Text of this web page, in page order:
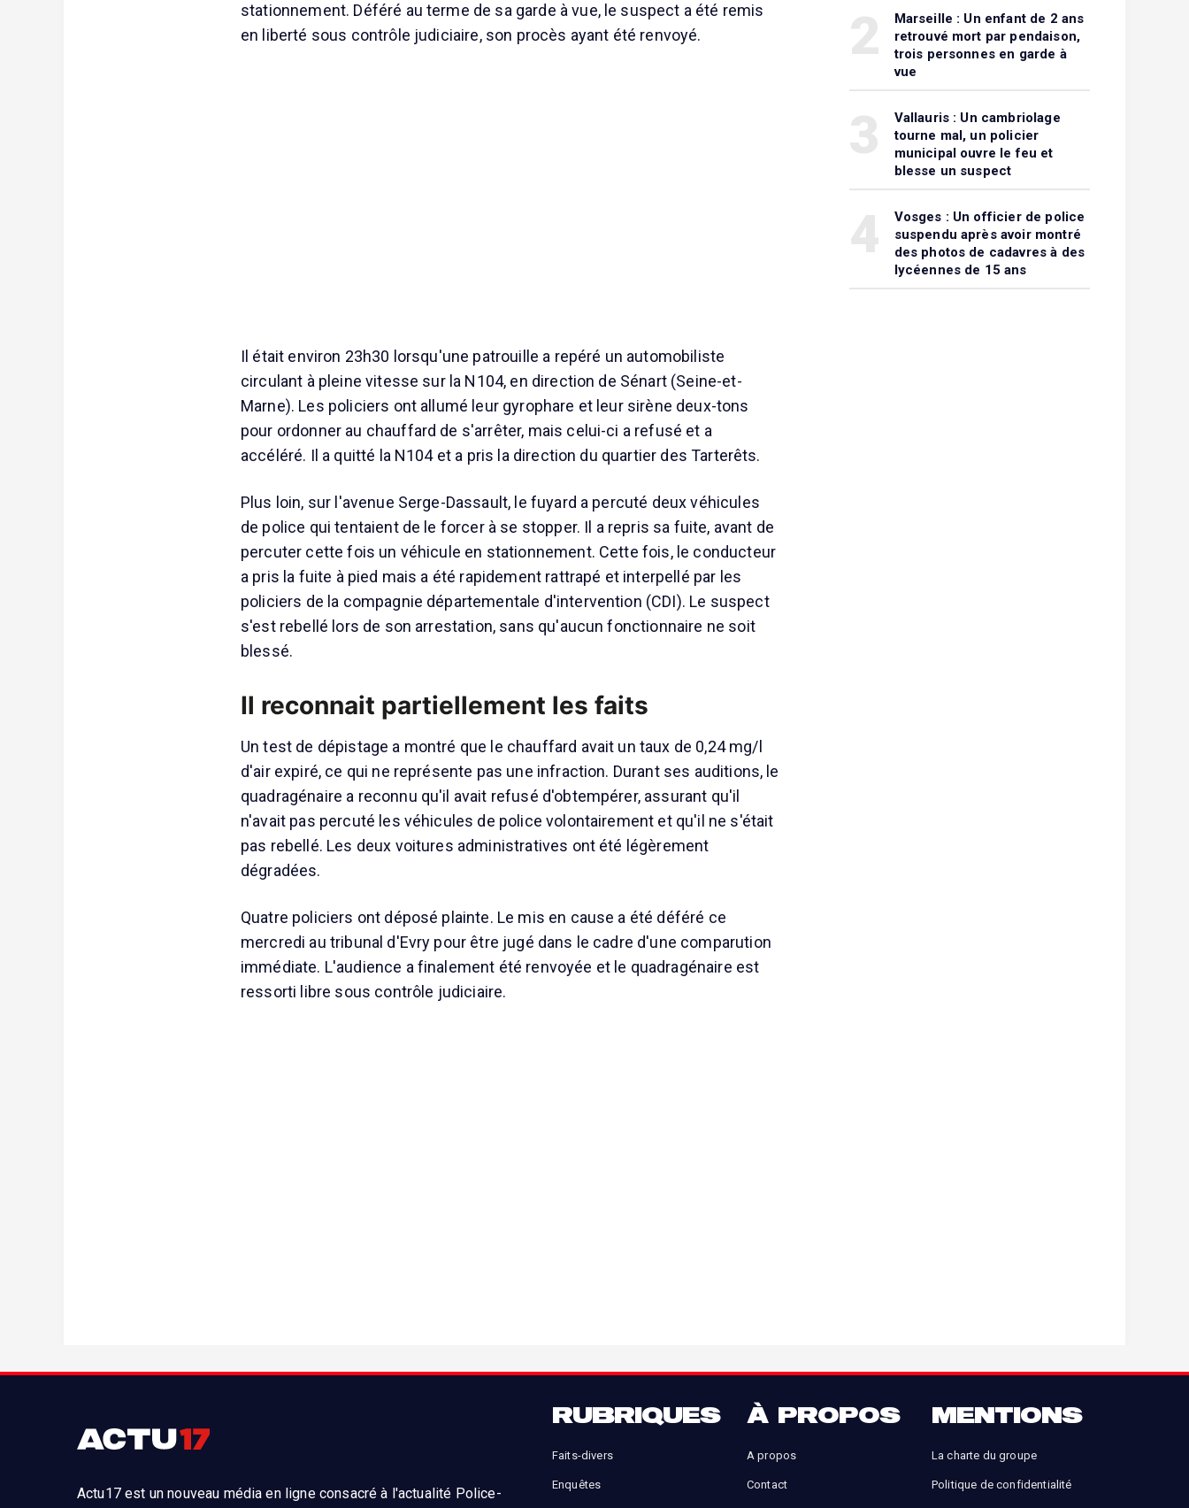
stationnement. Déféré au terme de sa garde à vue, le suspect a été remis
en liberté sous contrôle judiciaire, son procès ayant été renvoyé.
Il était environ 23h30 lorsqu'une patrouille a repéré un automobiliste
circulant à pleine vitesse sur la N104, en direction de Sénart (Seine-et-
Marne). Les policiers ont allumé leur gyrophare et leur sirène deux-tons
pour ordonner au chauffard de s'arrêter, mais celui-ci a refusé et a
accéléré. Il a quitté la N104 et a pris la direction du quartier des Tarterêts.
Plus loin, sur l'avenue Serge-Dassault, le fuyard a percuté deux véhicules
de police qui tentaient de le forcer à se stopper. Il a repris sa fuite, avant de
percuter cette fois un véhicule en stationnement. Cette fois, le conducteur
a pris la fuite à pied mais a été rapidement rattrapé et interpellé par les
policiers de la compagnie départementale d'intervention (CDI). Le suspect
s'est rebellé lors de son arrestation, sans qu'aucun fonctionnaire ne soit
blessé.
Il reconnait partiellement les faits
Un test de dépistage a montré que le chauffard avait un taux de 0,24 mg/l
d'air expiré, ce qui ne représente pas une infraction. Durant ses auditions, le
quadragénaire a reconnu qu'il avait refusé d'obtempérer, assurant qu'il
n'avait pas percuté les véhicules de police volontairement et qu'il ne s'était
pas rebellé. Les deux voitures administratives ont été légèrement
dégradées.
Quatre policiers ont déposé plainte. Le mis en cause a été déféré ce
mercredi au tribunal d'Evry pour être jugé dans le cadre d'une comparution
immédiate. L'audience a finalement été renvoyée et le quadragénaire est
ressorti libre sous contrôle judiciaire.
Marseille : Un enfant de 2 ans
retrouvé mort par pendaison,
trois personnes en garde à
vue
Vallauris : Un cambriolage
tourne mal, un policier
municipal ouvre le feu et
blesse un suspect
Vosges : Un officier de police
suspendu après avoir montré
des photos de cadavres à des
lycéennes de 15 ans
Actu17 est un nouveau média en ligne consacré à l'actualité Police-
RUBRIQUES
Faits-divers
Enquêtes
À PROPOS
A propos
Contact
MENTIONS
La charte du groupe
Politique de confidentialité